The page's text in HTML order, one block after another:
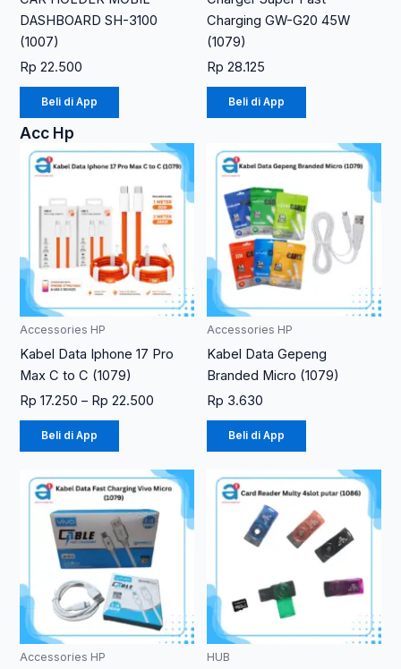
DASHBOARD SH-3100
(1007)
Rp 22.500
Beli di App
Charging GW-G20 45W
(1079)
Rp 28.125
Beli di App
Acc Hp
Accessories HP
Kabel Data Iphone 17 Pro
Max C to C (1079)
Rp 17.250 – Rp 22.500
Rentang
harga:
Rp 17.250
hingga
Rp 22.500
Beli di App
Produk
ini
memiliki
beberapa
Pilihan
ini
dapat
halaman
Accessories HP
Kabel Data Gepeng
Branded Micro (1079)
Rp 3.630
Beli di App
Accessories HP HUB